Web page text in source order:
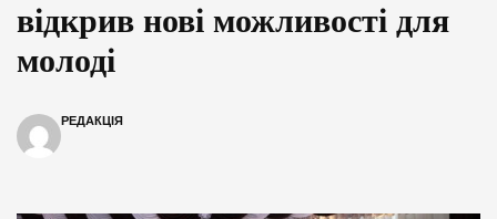
відкрив нові можливості для
молоді
РЕДАКЦІЯ